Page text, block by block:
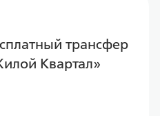
трансфер
Квартал»